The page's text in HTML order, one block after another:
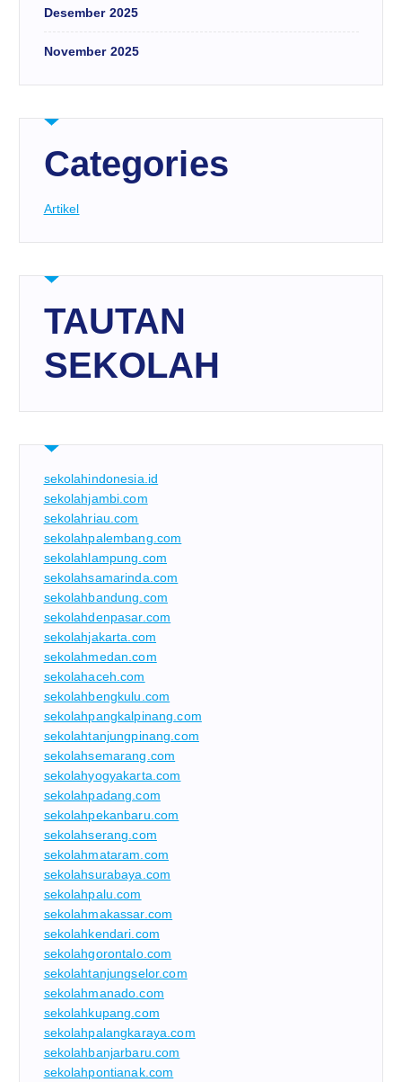
Desember 2025
November 2025
Categories
Artikel
TAUTAN
SEKOLAH
sekolahindonesia.id
sekolahjambi.com
sekolahriau.com
sekolahpalembang.com
sekolahlampung.com
sekolahsamarinda.com
sekolahbandung.com
sekolahdenpasar.com
sekolahjakarta.com
sekolahmedan.com
sekolahaceh.com
sekolahbengkulu.com
sekolahpangkalpinang.com
sekolahtanjungpinang.com
sekolahsemarang.com
sekolahyogyakarta.com
sekolahpadang.com
sekolahpekanbaru.com
sekolahserang.com
sekolahmataram.com
sekolahsurabaya.com
sekolahpalu.com
sekolahmakassar.com
sekolahkendari.com
sekolahgorontalo.com
sekolahtanjungselor.com
sekolahmanado.com
sekolahkupang.com
sekolahpalangkaraya.com
sekolahbanjarbaru.com
sekolahpontianak.com